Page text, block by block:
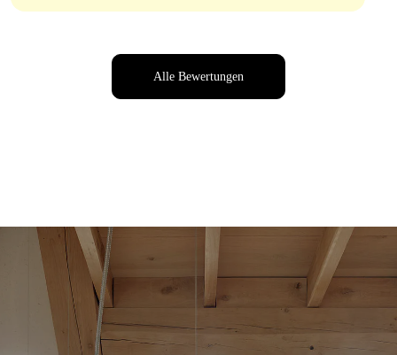
Alle Bewertungen